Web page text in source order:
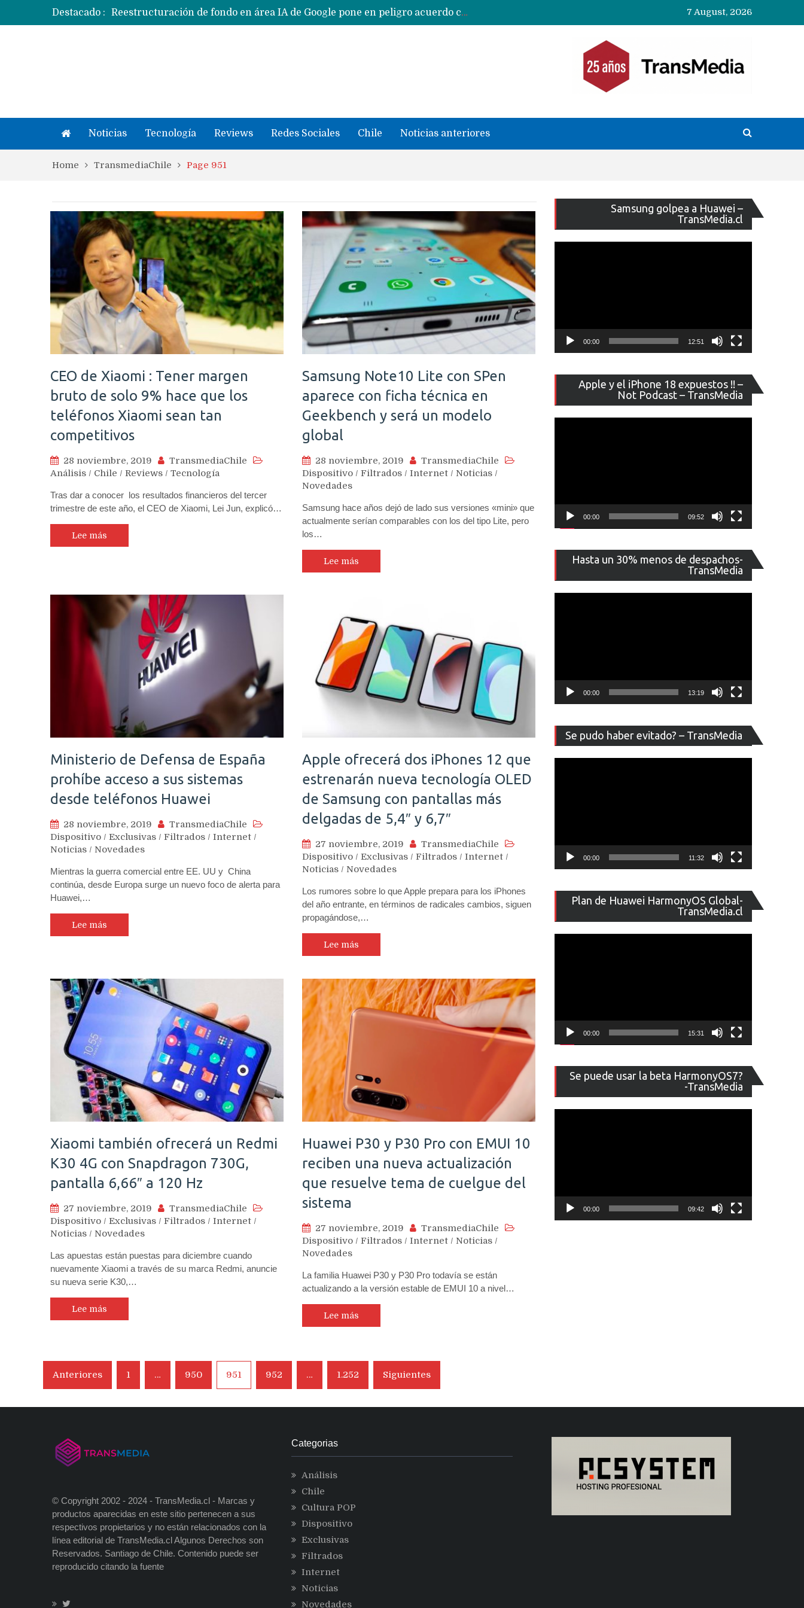
Destacado :
Reestructuración de fondo en área IA de Google pone en peligro acuerdo con Apple y salvataje de Siri
CXMT le dice NO a la venta de sus memorias a Apple y dará prioridad a Huawei y Xiaomi
7 August, 2026
Noticias Tecnología Reviews Redes Sociales Chile Noticias anteriores
Home TransmediaChile Page 951
CEO de Xiaomi : Tener margen
bruto de solo 9% hace que los
teléfonos Xiaomi sean tan
competitivos
28 noviembre, 2019
TransmediaChile
Análisis / Chile / Reviews / Tecnología
Tras dar a conocer los resultados financieros del tercer
trimestre de este año, el CEO de Xiaomi, Lei Jun, explicó…
Lee más
Samsung Note10 Lite con SPen
aparece con ficha técnica en
Geekbench y será un modelo
global
28 noviembre, 2019
TransmediaChile
Dispositivo / Filtrados / Internet / Noticias /
Novedades
Samsung hace años dejó de lado sus versiones «mini» que
actualmente serían comparables con los del tipo Lite, pero
los…
Lee más
Ministerio de Defensa de España
prohíbe acceso a sus sistemas
desde teléfonos Huawei
28 noviembre, 2019
TransmediaChile
Dispositivo / Exclusivas / Filtrados / Internet /
Noticias / Novedades
Mientras la guerra comercial entre EE. UU y China
continúa, desde Europa surge un nuevo foco de alerta para
Huawei,…
Lee más
Apple ofrecerá dos iPhones 12 que
estrenarán nueva tecnología OLED
de Samsung con pantallas más
delgadas de 5,4″ y 6,7″
27 noviembre, 2019
TransmediaChile
Dispositivo / Exclusivas / Filtrados / Internet /
Noticias / Novedades
Los rumores sobre lo que Apple prepara para los iPhones
del año entrante, en términos de radicales cambios, siguen
propagándose,…
Lee más
Xiaomi también ofrecerá un Redmi
K30 4G con Snapdragon 730G,
pantalla 6,66″ a 120 Hz
27 noviembre, 2019
TransmediaChile
Dispositivo / Exclusivas / Filtrados / Internet /
Noticias / Novedades
Las apuestas están puestas para diciembre cuando
nuevamente Xiaomi a través de su marca Redmi, anuncie
su nueva serie K30,…
Lee más
Huawei P30 y P30 Pro con EMUI 10
reciben una nueva actualización
que resuelve tema de cuelgue del
sistema
27 noviembre, 2019
TransmediaChile
Dispositivo / Filtrados / Internet / Noticias /
Novedades
La familia Huawei P30 y P30 Pro todavía se están
actualizando a la versión estable de EMUI 10 a nivel…
Lee más
Navegación
de
entradas
Anteriores 1 … 950 951 952 … 1.252 Siguientes
Samsung golpea a Huawei –
TransMedia.cl
de
vídeo
00:00 12:51
Apple y el iPhone 18 expuestos !! –
Not Podcast – TransMedia
de
vídeo
00:00 09:52
Hasta un 30% menos de despachos-
TransMedia
de
vídeo
00:00 13:19
Se pudo haber evitado? – TransMedia
de
vídeo
00:00 11:32
Plan de Huawei HarmonyOS Global-
TransMedia.cl
de
vídeo
00:00 15:31
Se puede usar la beta HarmonyOS7?
-TransMedia
de
vídeo
00:00 09:42
© Copyright 2002 - 2024 - TransMedia.cl - Marcas y
productos aparecidas en este sitio pertenecen a sus
respectivos propietarios y no están relacionados con la
línea editorial de TransMedia.cl Algunos Derechos son
Reservados. Santiago de Chile. Contenido puede ser
reproducido citando la fuente
Categorias
Análisis
Chile
Cultura POP
Dispositivo
Exclusivas
Filtrados
Internet
Noticias
Novedades